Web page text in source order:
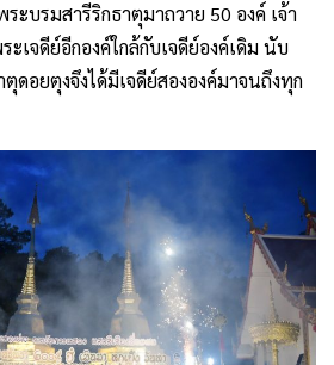
ะบรมสารีริกธาตุมาถวาย 50 องค์ เจ้า
ะเจดีย์อีกองค์ใกล้กับเจดีย์องค์เดิม นับ
อยตุงจึงได้มีเจดีย์สององค์มาจนถึงทุก